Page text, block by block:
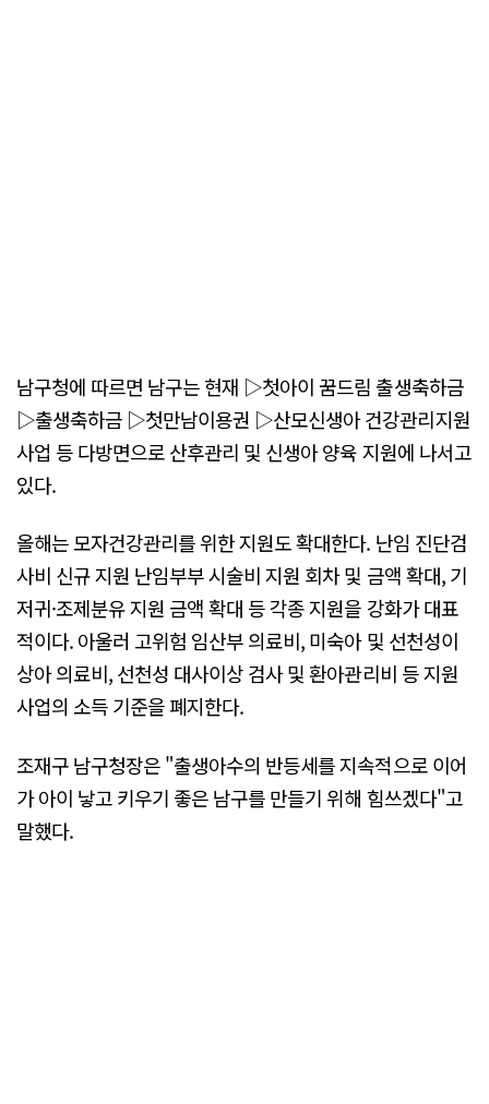
남구청에 따르면 남구는 현재 ▷첫아이 꿈드림 출생축하금
▷출생축하금 ▷첫만남이용권 ▷산모신생아 건강관리지원
사업 등 다방면으로 산후관리 및 신생아 양육 지원에 나서고
있다.
올해는 모자건강관리를 위한 지원도 확대한다. 난임 진단검
사비 신규 지원 난임부부 시술비 지원 회차 및 금액 확대, 기
저귀·조제분유 지원 금액 확대 등 각종 지원을 강화가 대표
적이다. 아울러 고위험 임산부 의료비, 미숙아 및 선천성이
상아 의료비, 선천성 대사이상 검사 및 환아관리비 등 지원
사업의 소득 기준을 폐지한다.
조재구 남구청장은 "출생아수의 반등세를 지속적으로 이어
가 아이 낳고 키우기 좋은 남구를 만들기 위해 힘쓰겠다"고
말했다.